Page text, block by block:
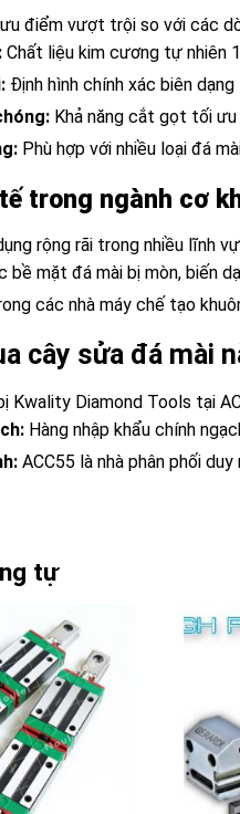
ưu điểm vượt trội so với các
Chất liệu kim cương tự nhiên
Định hình chính xác biên
Khả năng cắt gọt tối
Phù hợp với nhiều loại đá
trong ngành cơ
rộng rãi trong nhiều lĩnh
bề mặt đá mài bị mòn, biến
các nhà máy chế tạo
cây sửa đá mài
Kwality Diamond Tools tại
Hàng nhập khẩu chính
ACC55 là nhà phân phối
tự